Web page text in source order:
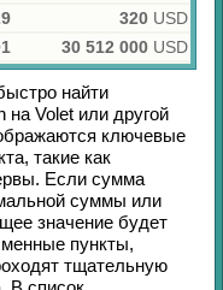
320 USD
30 512 000 USD
найти
на Volet или другой
ключевые
такие как
Если сумма
суммы или
значение будет
пункты,
тщательную